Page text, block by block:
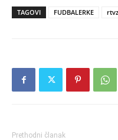
TAGOVI FUDBALERKE
Prethodni članak